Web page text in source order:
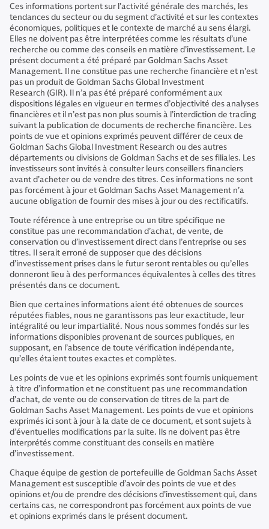
Ces informations portent sur l’activité générale des marchés, les
tendances du secteur ou du segment d’activité et sur les contextes
économiques, politiques et le contexte de marché au sens élargi.
Elles ne doivent pas être interprétées comme les résultats d’une
recherche ou comme des conseils en matière d’investissement. Le
présent document a été préparé par Goldman Sachs Asset
Management. Il ne constitue pas une recherche financière et n’est
pas un produit de Goldman Sachs Global Investment
Research (GIR). Il n’a pas été préparé conformément aux
dispositions légales en vigueur en termes d’objectivité des analyses
financières et il n’est pas non plus soumis à l’interdiction de trading
suivant la publication de documents de recherche financière. Les
points de vue et opinions exprimés peuvent différer de ceux de
Goldman Sachs Global Investment Research ou des autres
départements ou divisions de Goldman Sachs et de ses filiales. Les
investisseurs sont invités à consulter leurs conseillers financiers
avant d’acheter ou de vendre des titres. Ces informations ne sont
pas forcément à jour et Goldman Sachs Asset Management n’a
aucune obligation de fournir des mises à jour ou des rectificatifs.
Toute référence à une entreprise ou un titre spécifique ne
constitue pas une recommandation d’achat, de vente, de
conservation ou d’investissement direct dans l’entreprise ou ses
titres. Il serait erroné de supposer que des décisions
d’investissement prises dans le futur seront rentables ou qu’elles
donneront lieu à des performances équivalentes à celles des titres
présentés dans ce document.
Bien que certaines informations aient été obtenues de sources
réputées fiables, nous ne garantissons pas leur exactitude, leur
intégralité ou leur impartialité. Nous nous sommes fondés sur les
informations disponibles provenant de sources publiques, en
supposant, en l’absence de toute vérification indépendante,
qu’elles étaient toutes exactes et complètes.
Les points de vue et les opinions exprimés sont fournis uniquement
à titre d’information et ne constituent pas une recommandation
d’achat, de vente ou de conservation de titres de la part de
Goldman Sachs Asset Management. Les points de vue et opinions
exprimés ici sont à jour à la date de ce document, et sont sujets à
d’éventuelles modifications par la suite. Ils ne doivent pas être
interprétés comme constituant des conseils en matière
d’investissement.
Chaque équipe de gestion de portefeuille de Goldman Sachs Asset
Management est susceptible d’avoir des points de vue et des
opinions et/ou de prendre des décisions d’investissement qui, dans
certains cas, ne correspondront pas forcément aux points de vue
et opinions exprimés dans le présent document.